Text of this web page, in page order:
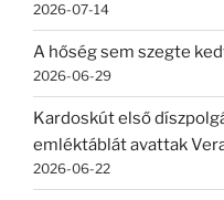
2026-07-14
A hőség sem szegte
2026-06-29
Kardoskút első
emléktáblát avattak
2026-06-22